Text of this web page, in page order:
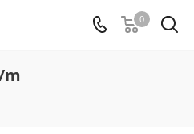
0
m